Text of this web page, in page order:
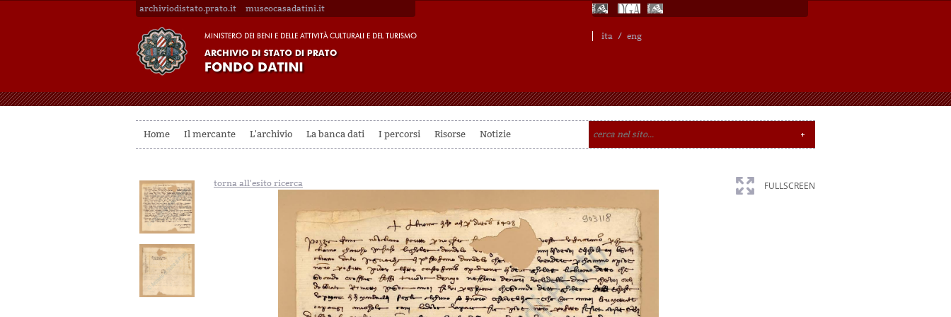
archiviodistato.prato.it museocasadatini.it
ita / eng
Home Il mercante L'archivio La banca dati I percorsi Risorse Notizie
torna all'esito ricerca FULLSCREEN